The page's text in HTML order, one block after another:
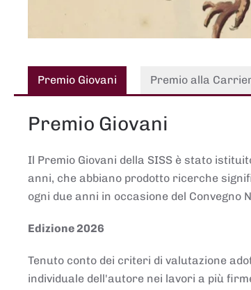
Premio Giovani Premio alla
Premio Giovani
Il Premio Giovani della SISS è stato
anni, che abbiano prodotto ricerche
ogni due anni in occasione del Convegno
Edizione 2026
Tenuto conto dei criteri di valutazione
individuale dell'autore nei lavori a più